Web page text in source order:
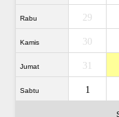
Rabu 29
Kamis 30
Jumat 31
Sabtu 1